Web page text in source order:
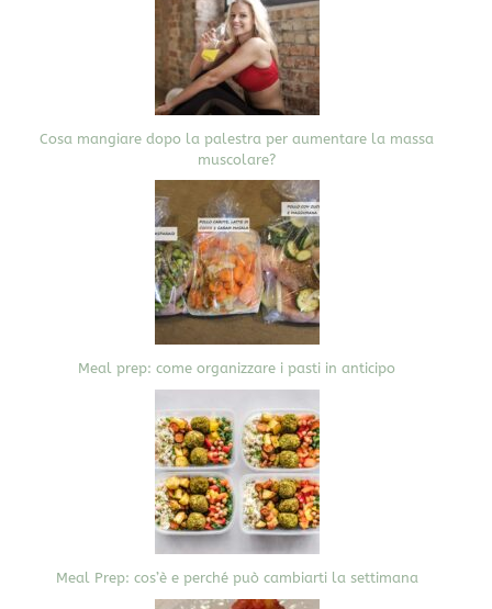
Cosa mangiare dopo la palestra per aumentare la massa
muscolare?
Meal prep: come organizzare i pasti in anticipo
Meal Prep: cos’è e perché può cambiarti la settimana